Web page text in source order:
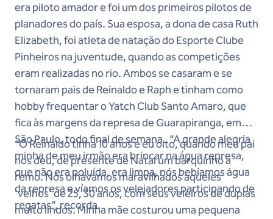
era piloto amador e foi um dos primeiros pilotos de
planadores do país. Sua esposa, a dona de casa Ruth
Elizabeth, foi atleta de natação do Esporte Clube
Pinheiros na juventude, quando as competições
eram realizadas no rio. Ambos se casaram e se
tornaram pais de Reinaldo e Raph e tinham como
hobby frequentar o Yatch Club Santo Amaro, que
fica às margens da represa de Guarapiranga, em
São Paulo, todo final de semana. “A grande alegria
minha de meu irmão era brincar na água represa,
que não era poluída, era limpa, nós bebíamos água
da represa e víamos os velejadores participando de
regatas”, recorda.
“O Reinaldo tinha 10 anos e eu oito, quando meu pai
nos deu, de presente de Natal um barquinho a
remo. Nós olhávamos maravilhados aqueles
'velhos' de 25, 30 anos, com seus veleiros de duplas
muito lindos. Minha mãe costurou uma pequena